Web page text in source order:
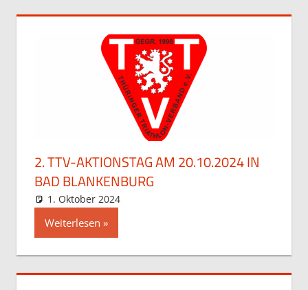
2. TTV-AKTIONSTAG AM 20.10.2024 IN
BAD BLANKENBURG
1. Oktober 2024
Weiterlesen